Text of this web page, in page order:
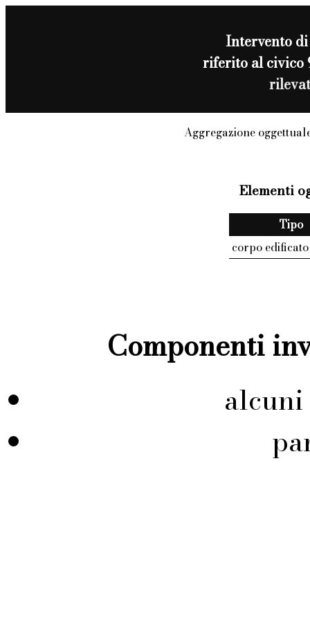
Intervento
riferito al civico
Aggregazione
Elementi
Tipo
corpo edificato
Componenti